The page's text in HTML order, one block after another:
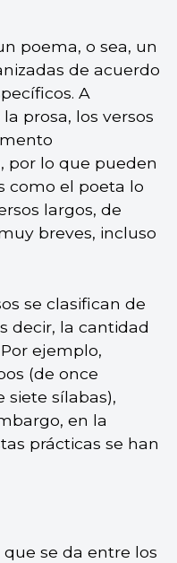
poema, o sea, un
de acuerdo
A
prosa, los versos
por lo que pueden
como el poeta lo
largos, de
breves, incluso
se clasifican de
decir, la cantidad
ejemplo,
(de once
siete sílabas),
en la
prácticas se han
se da entre los